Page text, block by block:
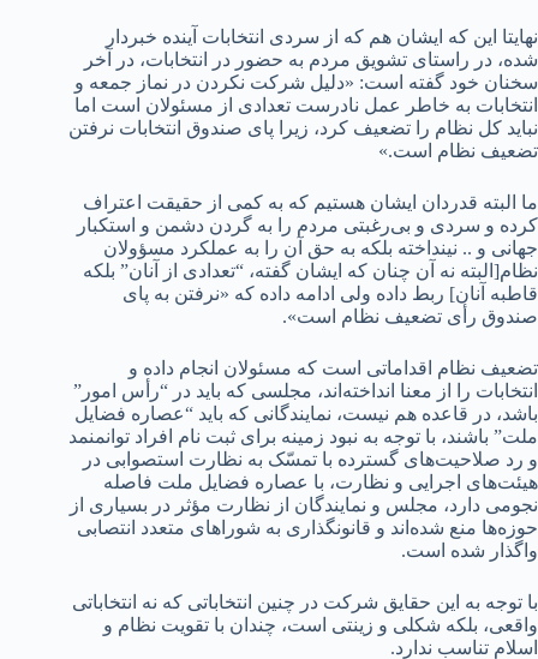
نهایتا این که ایشان هم که از سردی انتخابات آینده خبردار
شده، در راستای تشویق مردم به حضور در انتخابات، در آخر
سخنان خود گفته است: «دلیل شرکت نکردن در نماز جمعه و
انتخابات به خاطر عمل نادرست تعدادی از مسئولان است اما
نباید کل نظام را تضعیف کرد، زیرا پای صندوق انتخابات نرفتن
تضعیف نظام است.»
ما البته قدردان ایشان هستیم که به کمی از حقیقت اعتراف
کرده و سردی و بی‌رغبتی مردم را به گردن دشمن و استکبار
جهانی و .. نینداخته بلکه به حق آن را به عملکرد مسؤولان
نظام[البته نه آن چنان که ایشان گفته، “تعدادی از آنان” بلکه
قاطبه آنان] ربط داده ولی ادامه داده که «نرفتن به پای
صندوق رأی تضعیف نظام است».
تضعیف نظام اقداماتی است که مسئولان انجام داده و
انتخابات را از معنا انداخته‌اند، مجلسی که باید در “رأس امور”
باشد، در قاعده هم نیست، نمایندگانی که باید “عصاره فضایل
ملت” باشند، با توجه به نبود زمینه برای ثبت نام افراد توانمنمد
و رد ‌صلاحیت‌های گسترده با تمسّک به نظارت استصوابی در
هیئت‌های اجرایی و نظارت، با عصاره فضایل ملت فاصله
نجومی دارد، مجلس و نمایندگان از نظارت مؤثر در بسیاری از
حوزه‌ها منع شده‌اند و قانونگذاری به شوراهای متعدد انتصابی
واگذار شده است.
با توجه به این حقایق شرکت در چنین انتخاباتی که نه انتخاباتی
واقعی، بلکه شکلی و زینتی است، چندان با تقویت نظام و
اسلام تناسب ندارد.